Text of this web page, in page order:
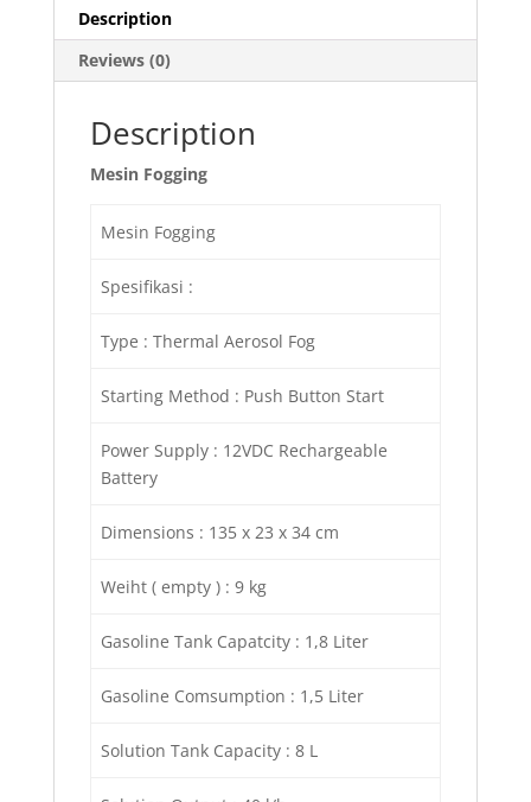
Description
Reviews (0)
Description
Mesin Fogging
Mesin Fogging
Spesifikasi :
Type : Thermal Aerosol Fog
Starting Method : Push Button Start
Power Supply : 12VDC Rechargeable
Battery
Dimensions : 135 x 23 x 34 cm
Weiht ( empty ) : 9 kg
Gasoline Tank Capatcity : 1,8 Liter
Gasoline Comsumption : 1,5 Liter
Solution Tank Capacity : 8 L